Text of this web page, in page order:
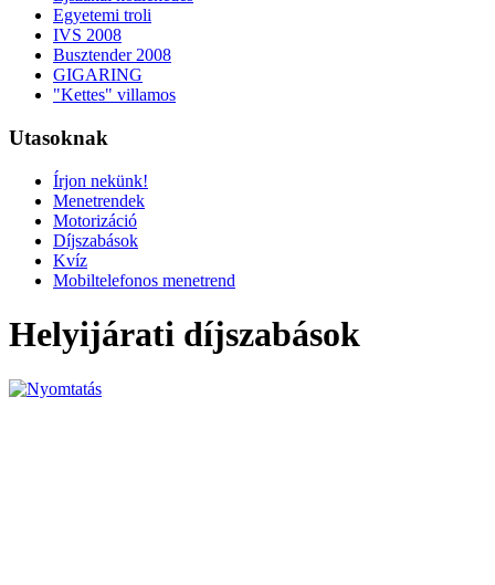
Egyetemi troli
IVS 2008
Busztender 2008
GIGARING
"Kettes" villamos
Utasoknak
Írjon nekünk!
Menetrendek
Motorizáció
Díjszabások
Kvíz
Mobiltelefonos menetrend
Helyijárati díjszabások